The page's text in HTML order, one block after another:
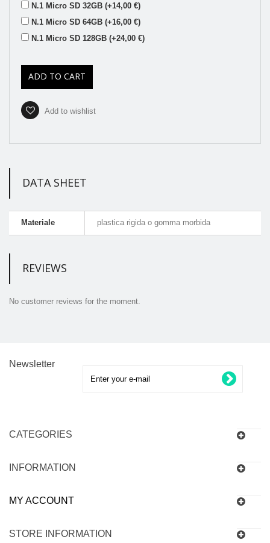
N.1 Micro SD 32GB (+14,00 €)
N.1 Micro SD 64GB (+16,00 €)
N.1 Micro SD 128GB (+24,00 €)
ADD TO CART
Add to wishlist
DATA SHEET
Materiale plastica rigida o gomma morbida
REVIEWS
No customer reviews for the moment.
Newsletter
CATEGORIES
INFORMATION
MY ACCOUNT
STORE INFORMATION